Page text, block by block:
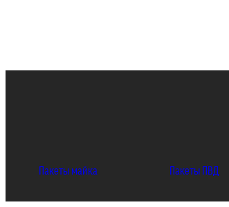
Пакеты майка Пакеты ПВД